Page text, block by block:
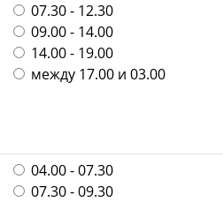
07.30 - 12.30
09.00 - 14.00
14.00 - 19.00
между 17.00 и 03.00
04.00 - 07.30
07.30 - 09.30